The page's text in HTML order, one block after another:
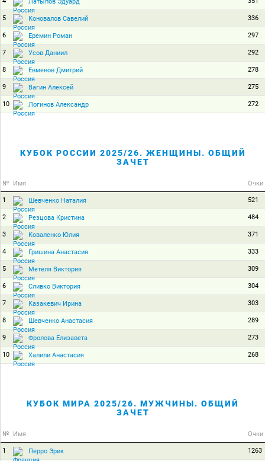
5 Коновалов Савелий 336
6 Еремин Роман 297
7 Усов Даниил 292
8 Евменов Дмитрий 278
9 Вагин Алексей 275
10 Логинов Александр 272
КУБОК РОССИИ 2025/26. ЖЕНЩИНЫ. ОБЩИЙ
ЗАЧЕТ
№ Имя Очки
1 Шевченко Наталия 521
2 Резцова Кристина 484
3 Коваленко Юлия 371
4 Гришина Анастасия 333
5 Метеля Виктория 309
6 Сливко Виктория 304
7 Казакевич Ирина 303
8 Шевченко Анастасия 289
9 Фролова Елизавета 273
10 Халили Анастасия 268
КУБОК МИРА 2025/26. МУЖЧИНЫ. ОБЩИЙ
ЗАЧЕТ
№ Имя Очки
1 Перро Эрик 1263